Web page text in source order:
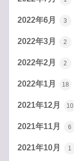
2022年6月 3
2022年3月 2
2022年2月 2
2022年1月 18
2021年12月 10
2021年11月 6
2021年10月 1